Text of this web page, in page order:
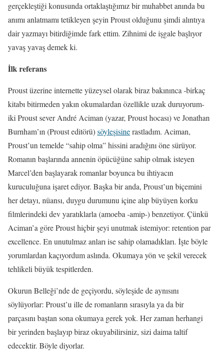
gerçekleştiği konusunda ortaklaştığımız bir muhabbet anında bu
anımı anlatmamı tetikleyen şeyin Proust olduğunu şimdi alıntıya
dair yazmayı bitirdiğimde fark ettim. Zihnimi de işgale başlıyor
yavaş yavaş demek ki.
İlk referans
Proust üzerine internette yüzeysel olarak biraz bakınınca -birkaç
kitabı bitirmeden yakın okumalardan özellikle uzak duruyorum-
iki Proust sever André Aciman (yazar, Proust hocası) ve Jonathan
Burnham’ın (Proust editörü)söyleşisinerastladım. Aciman,
Proust’un temelde “sahip olma” hissini aradığını öne sürüyor.
Romanın başlarında annenin öpücüğüne sahip olmak isteyen
Marcel’den başlayarak romanlar boyunca bu ihtiyacın
kuruculuğuna işaret ediyor. Başka bir anda, Proust’un biçemini
her detayı, nüansı, duygu durumunu içine alıp büyüyen korku
filmlerindeki dev yaratıklarla (amoeba -amip-) benzetiyor. Çünkü
Aciman’a göre Proust hiçbir şeyi unutmak istemiyor: retention par
excellence. En unutulmaz anları ise sahip olamadıkları. İşte böyle
yorumlardan kaçıyordum aslında. Okumaya yön ve şekil verecek
tehlikeli büyük tespitlerden.
Okurun Belleği’nde de geçiyordu, söyleşide de aynısını
söylüyorlar: Proust’u ille de romanların sırasıyla ya da bir
parçasını baştan sona okumaya gerek yok. Her zaman herhangi
bir yerinden başlayıp biraz okuyabilirsiniz, sizi daima taltif
edecektir. Böyle diyorlar.